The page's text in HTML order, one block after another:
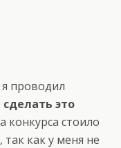
проводил
сделать это
конкурса стоило
как у меня не